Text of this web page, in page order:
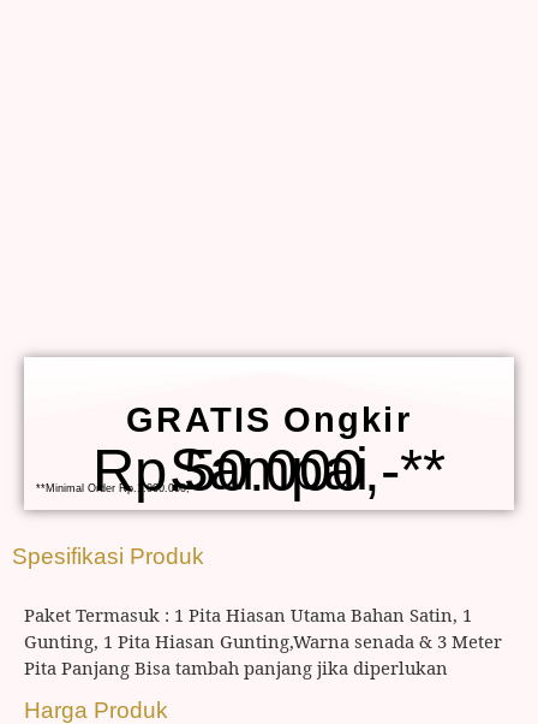
GRATIS Ongkir
Sampai Rp.50.000,-**
**Minimal Order Rp.1.000.000,-
Spesifikasi Produk
Paket Termasuk : 1 Pita Hiasan Utama Bahan Satin, 1
Gunting, 1 Pita Hiasan Gunting,Warna senada & 3 Meter
Pita Panjang Bisa tambah panjang jika diperlukan
Harga Produk